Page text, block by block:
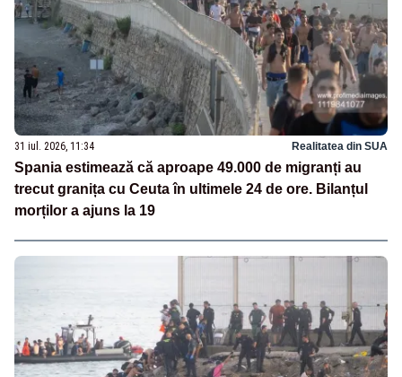
31 iul. 2026, 11:34 Realitatea din SUA
Spania estimează că aproape 49.000 de migranți au
trecut granița cu Ceuta în ultimele 24 de ore. Bilanțul
morților a ajuns la 19